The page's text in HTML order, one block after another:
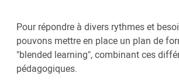
Pour répondre à divers rythmes et
pouvons mettre en place un plan de
"blended learning", combinant ces
pédagogiques.